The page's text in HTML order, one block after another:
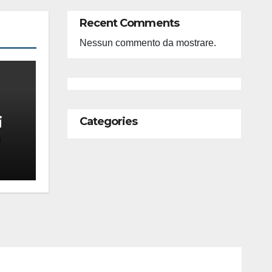
Recent Comments
Nessun commento da mostrare.
Categories